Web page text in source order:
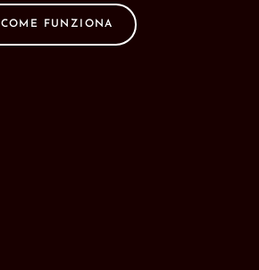
COME FUNZIONA